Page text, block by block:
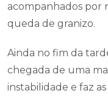
acompanhados por
queda de granizo.
Ainda no fim da
chegada de uma
instabilidade e faz